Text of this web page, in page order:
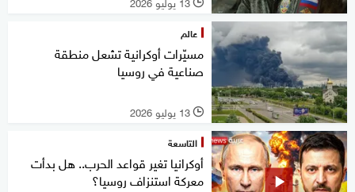
عالم
مسيّرات أوكرانية تشعل منطقة
صناعية في روسيا
l 13 يوليو 2026
التاسعة
أوكرانيا تغير قواعد الحرب.. هل بدأت
معركة استنزاف روسيا؟